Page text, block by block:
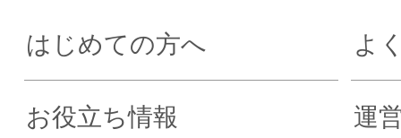
はじめての方へ よ
お役立ち情報 運